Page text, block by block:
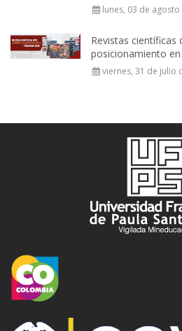
lunes, 03 de
Revistas científicas
posicionamiento
viernes, 31 de julio